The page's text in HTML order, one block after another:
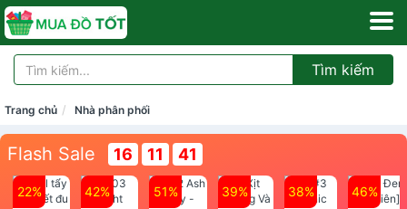
Tìm kiếm
Trang chủ Nhà phân phối
Flash Sale 16 11 41
22% 42% 51% 39% 38% 46%